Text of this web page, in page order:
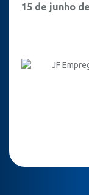
15 de junho
JF